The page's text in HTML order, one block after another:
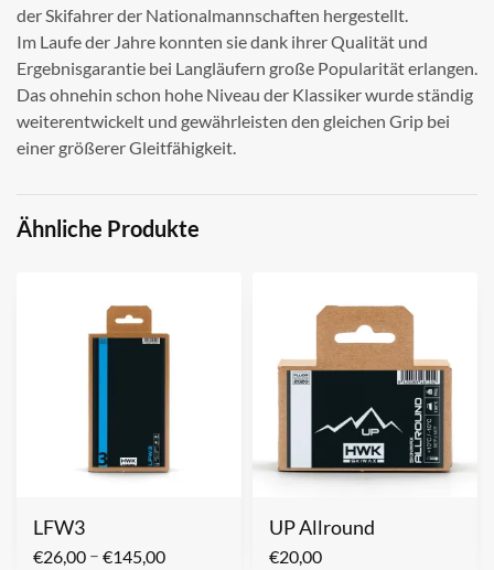
der Skifahrer der Nationalmannschaften hergestellt.
Im Laufe der Jahre konnten sie dank ihrer Qualität und
Ergebnisgarantie bei Langläufern große Popularität erlangen.
Das ohnehin schon hohe Niveau der Klassiker wurde ständig
weiterentwickelt und gewährleisten den gleichen Grip bei
einer größerer Gleitfähigkeit.
Ähnliche Produkte
LFW3
€26,00 – €145,00
UP Allround
€20,00